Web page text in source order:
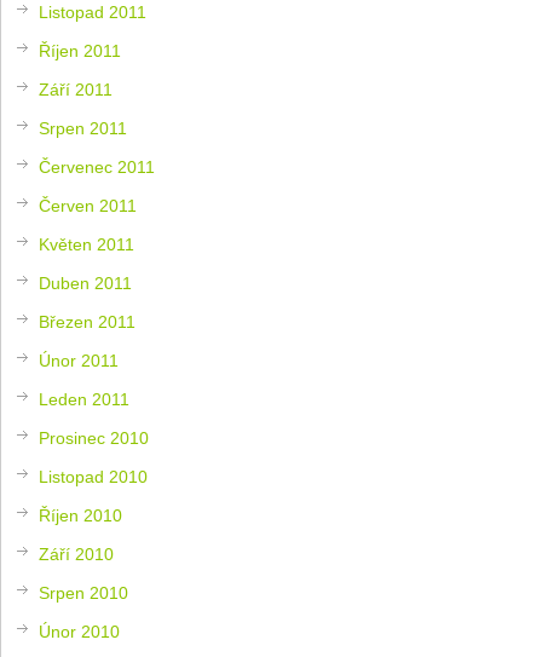
Listopad 2011
Říjen 2011
Září 2011
Srpen 2011
Červenec 2011
Červen 2011
Květen 2011
Duben 2011
Březen 2011
Únor 2011
Leden 2011
Prosinec 2010
Listopad 2010
Říjen 2010
Září 2010
Srpen 2010
Únor 2010